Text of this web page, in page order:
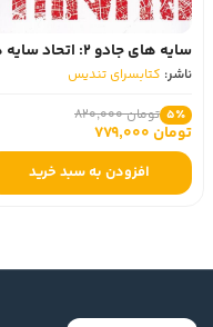
سایه‌ های جادو 2: اتحاد سایه‌ ها
ناشر: کتابسرای تندیس
5٪ تومان 820,000
تومان 779,000
افزودن به سبد خرید